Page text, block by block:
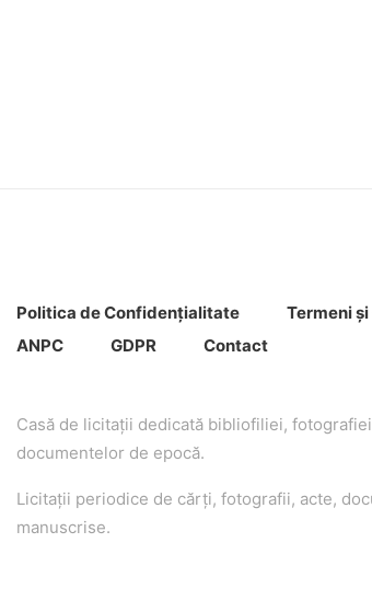
Politica de Confidenţialitate
Termeni
ANPC
GDPR Contact
Casă de licitaţii dedicată bibliofiliei,
documentelor de epocă.
Licitaţii periodice de cărţi, fotografii, acte,
manuscrise.